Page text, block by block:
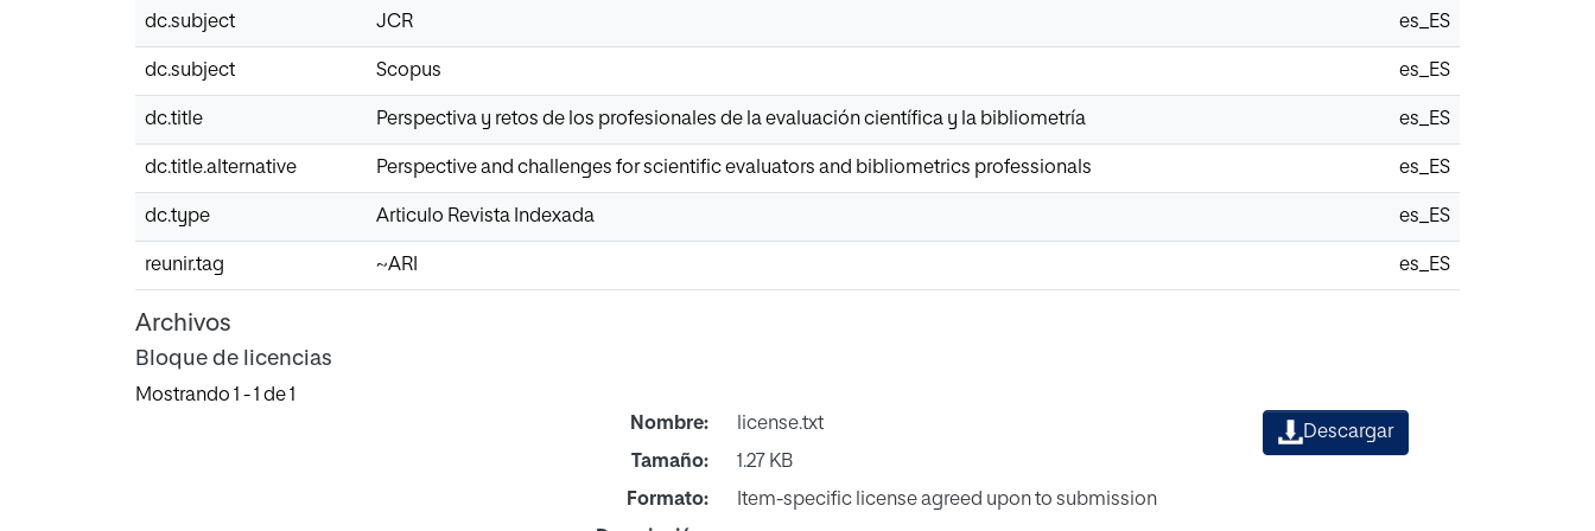
dc.subject JCR es_ES
dc.subject Scopus es_ES
dc.title Perspectiva y retos de los profesionales de la evaluación científica y la bibliometría es_ES
dc.title.alternative Perspective and challenges for scientific evaluators and bibliometrics professionals es_ES
dc.type Articulo Revista Indexada es_ES
reunir.tag ~ARI es_ES
Archivos
Bloque de licencias
Mostrando 1 - 1 de 1
Nombre:
license.txt
Tamaño:
1.27 KB
Formato:
Item-specific license agreed upon to submission
Descargar